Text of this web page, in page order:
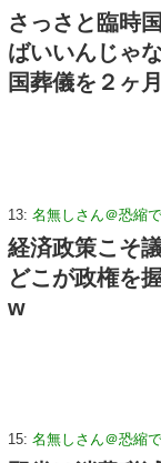
さっさと臨時
ばいいんじゃ
国葬儀を２ヶ
13: 名無しさん＠恐縮
経済政策こそ
どこが政権を
w
15: 名無しさん＠恐縮